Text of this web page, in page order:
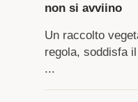
non si avviino
Un raccolto
regola, soddisfa
...